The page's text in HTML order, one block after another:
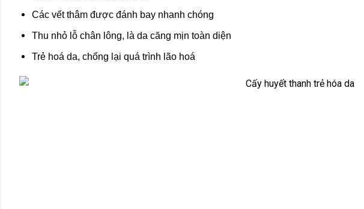
Các vết thâm được đánh bay nhanh chóng
Thu nhỏ lỗ chân lông, là da căng mịn toàn diện
Trẻ hoá da, chống lại quá trình lão hoá